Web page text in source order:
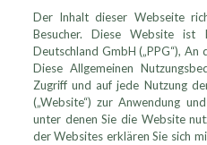
Der Inhalt dieser Webseite
Besucher. Diese Website ist
Deutschland GmbH („PPG“),
Diese Allgemeinen
Zugriff und auf jede Nutzung
(„Website“) zur Anwendung
unter denen Sie die Website
der Websites erklären Sie sich